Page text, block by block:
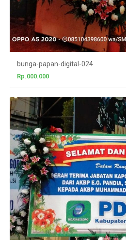
bunga-papan-digital-024
Rp.000.000